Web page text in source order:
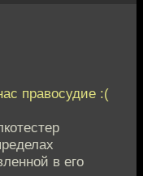
правосудие :(
в его